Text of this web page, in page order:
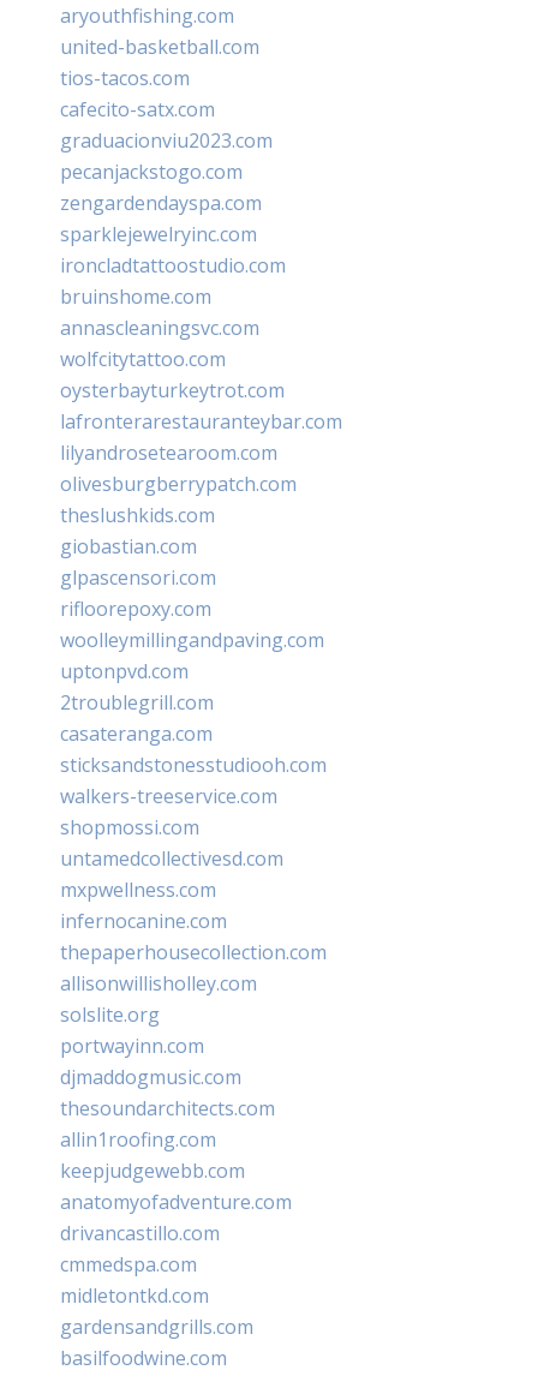
aryouthfishing.com
united-basketball.com
tios-tacos.com
cafecito-satx.com
graduacionviu2023.com
pecanjackstogo.com
zengardendayspa.com
sparklejewelryinc.com
ironcladtattoostudio.com
bruinshome.com
annascleaningsvc.com
wolfcitytattoo.com
oysterbayturkeytrot.com
lafronterarestauranteybar.com
lilyandrosetearoom.com
olivesburgberrypatch.com
theslushkids.com
giobastian.com
glpascensori.com
rifloorepoxy.com
woolleymillingandpaving.com
uptonpvd.com
2troublegrill.com
casateranga.com
sticksandstonesstudiooh.com
walkers-treeservice.com
shopmossi.com
untamedcollectivesd.com
mxpwellness.com
infernocanine.com
thepaperhousecollection.com
allisonwillisholley.com
solslite.org
portwayinn.com
djmaddogmusic.com
thesoundarchitects.com
allin1roofing.com
keepjudgewebb.com
anatomyofadventure.com
drivancastillo.com
cmmedspa.com
midletontkd.com
gardensandgrills.com
basilfoodwine.com